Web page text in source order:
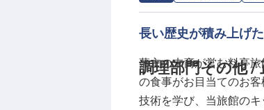
調理部門その他 /
長い歴史が積み上げ
藩主の末裔が営む料亭
の食事がお目当てのお
技術を学び、当旅館の